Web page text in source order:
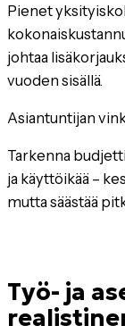
Pienet
johtaa
vuoden sisällä.
Asiantuntijan
Tarkenna
ja käyttöikää –
mutta säästää
Työ- ja